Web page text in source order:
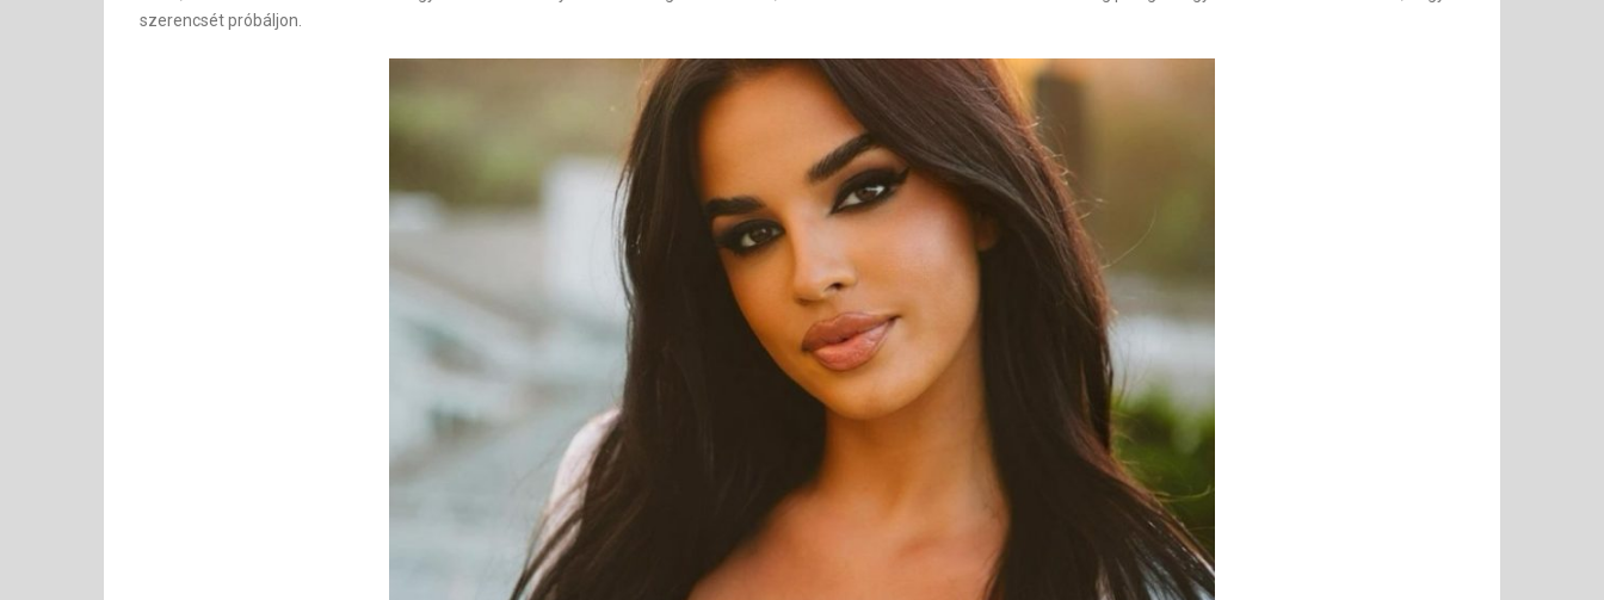
szerencsét próbáljon.